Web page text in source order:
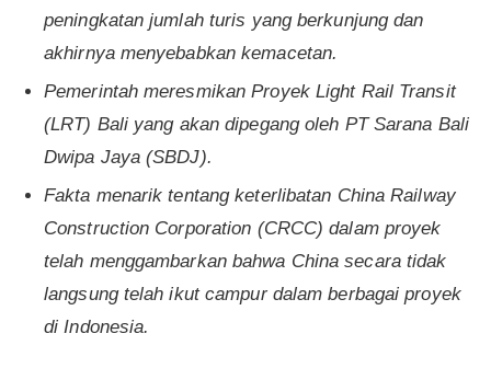
peningkatan jumlah turis yang berkunjung dan
akhirnya menyebabkan kemacetan.
Pemerintah meresmikan Proyek Light Rail Transit
(LRT) Bali yang akan dipegang oleh PT Sarana Bali
Dwipa Jaya (SBDJ).
Fakta menarik tentang keterlibatan China Railway
Construction Corporation (CRCC) dalam proyek
telah menggambarkan bahwa China secara tidak
langsung telah ikut campur dalam berbagai proyek
di Indonesia.